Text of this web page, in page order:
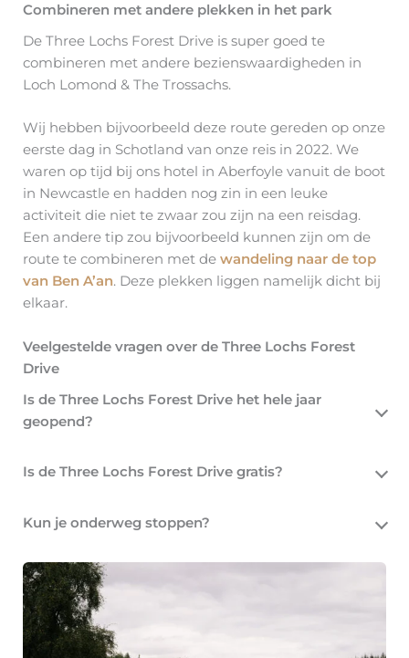
Combineren met andere plekken in het park
De Three Lochs Forest Drive is super goed te
combineren met andere bezienswaardigheden in
Loch Lomond & The Trossachs.
Wij hebben bijvoorbeeld deze route gereden op onze
eerste dag in Schotland van onze reis in 2022. We
waren op tijd bij ons hotel in Aberfoyle vanuit de boot
in Newcastle en hadden nog zin in een leuke
activiteit die niet te zwaar zou zijn na een reisdag.
Een andere tip zou bijvoorbeeld kunnen zijn om de
route te combineren met de wandeling naar de top
van Ben A’an. Deze plekken liggen namelijk dicht bij
elkaar.
Veelgestelde vragen over de Three Lochs Forest
Drive
Is de Three Lochs Forest Drive het hele jaar
geopend?
Is de Three Lochs Forest Drive gratis?
Kun je onderweg stoppen?